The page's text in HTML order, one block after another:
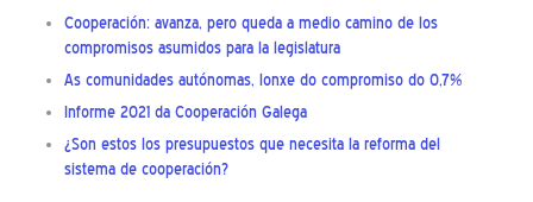
Cooperación: avanza, pero queda a medio camino de los
compromisos asumidos para la legislatura
As comunidades autónomas, lonxe do compromiso do 0,7%
Informe 2021 da Cooperación Galega
¿Son estos los presupuestos que necesita la reforma del
sistema de cooperación?